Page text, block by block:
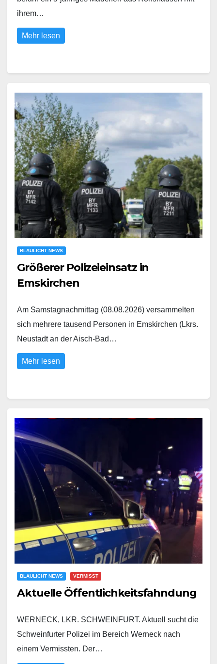
ihrem…
Mehr lesen
BLAULICHT NEWS
Größerer Polizeieinsatz in
Emskirchen
Am Samstagnachmittag (08.08.2026) versammelten
sich mehrere tausend Personen in Emskirchen (Lkrs.
Neustadt an der Aisch-Bad…
Mehr lesen
BLAULICHT NEWS VERMISST
Aktuelle Öffentlichkeitsfahndung
WERNECK, LKR. SCHWEINFURT. Aktuell sucht die
Schweinfurter Polizei im Bereich Werneck nach
einem Vermissten. Der…